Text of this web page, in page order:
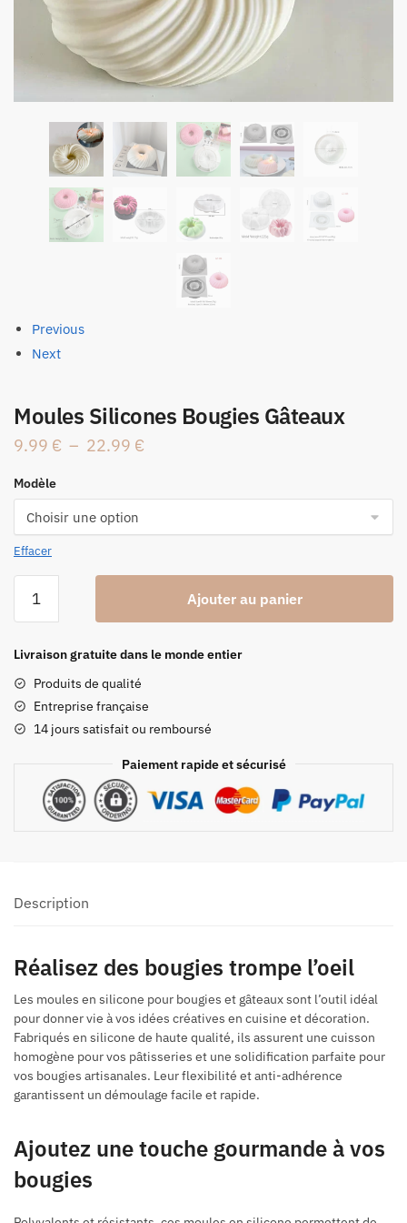
Previous
Next
Moules Silicones Bougies Gâteaux
9.99 € – 22.99 €
Modèle
Effacer
Silicones
Gâteaux
Ajouter au panier
Livraison gratuite dans le monde entier
Produits de qualité
Entreprise française
14 jours satisfait ou remboursé
Paiement rapide et sécurisé
Description
Réalisez des bougies trompe l’oeil
Les moules en silicone pour bougies et gâteaux sont l’outil idéal
pour donner vie à vos idées créatives en cuisine et décoration.
Fabriqués en silicone de haute qualité, ils assurent une cuisson
homogène pour vos pâtisseries et une solidification parfaite pour
vos bougies artisanales. Leur flexibilité et anti-adhérence
garantissent un démoulage facile et rapide.
Ajoutez une touche gourmande à vos
bougies